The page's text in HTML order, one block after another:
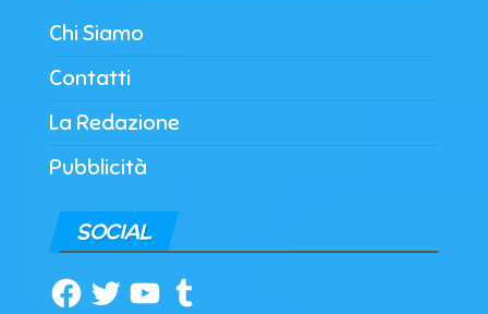
Chi Siamo
Contatti
La Redazione
Pubblicità
SOCIAL
Facebook
TwitterYouTubeTumblr